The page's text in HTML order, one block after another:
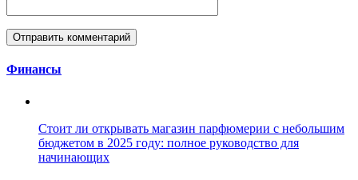
Финансы
Стоит ли открывать магазин парфюмерии с небольшим
бюджетом в 2025 году: полное руководство для
начинающих